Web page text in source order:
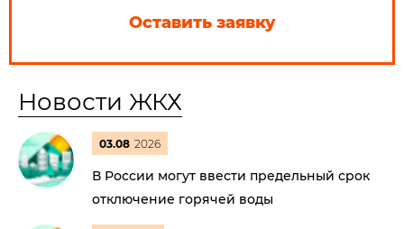
Оставить заявку
Новости ЖКХ
03.08 2026
В России могут ввести предельный срок
отключение горячей воды